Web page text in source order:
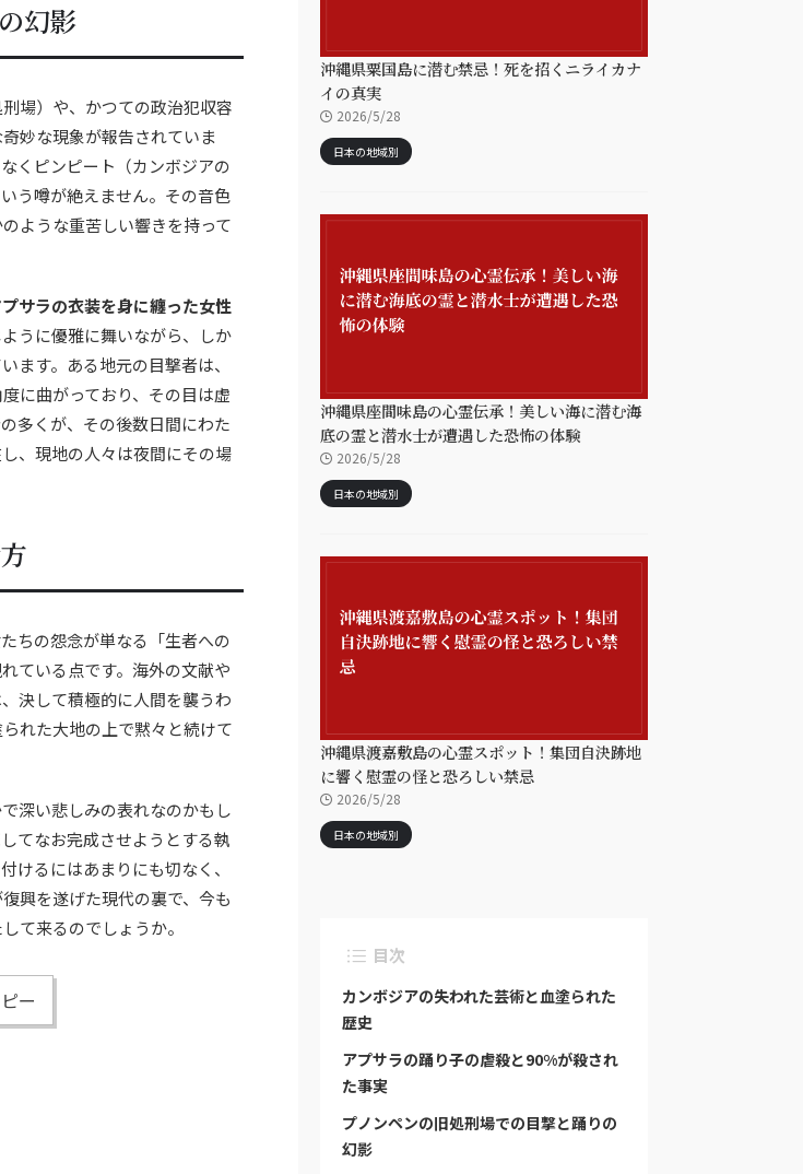
幻影
場）や、かつての政治犯収容
妙な現象が報告されていま
くピンピート（カンボジアの
う噂が絶えません。その音色
ような重苦しい響きを持って
サラの衣装を身に纏った女性
うに優雅に舞いながら、しか
ます。ある地元の目撃者は、
に曲がっており、その目は虚
多くが、その後数日間にわた
、現地の人々は夜間にその場
ちの怨念が単なる「生者への
ている点です。海外の文献や
決して積極的に人間を襲うわ
れた大地の上で黙々と続けて
深い悲しみの表れなのかもし
てなお完成させようとする執
けるにはあまりにも切なく、
興を遂げた現代の裏で、今も
て来るのでしょうか。
ー
沖縄県粟国島に潜む禁忌！死を招くニライカナ
イの真実
2026/5/28
日本の地域別
沖縄県座間味島の心霊伝承！美しい海に潜む海
底の霊と潜水士が遭遇した恐怖の体験
2026/5/28
日本の地域別
沖縄県渡嘉敷島の心霊スポット！集団自決跡地
に響く慰霊の怪と恐ろしい禁忌
2026/5/28
日本の地域別
目次
カンボジアの失われた芸術と血塗られた
歴史
アプサラの踊り子の虐殺と90%が殺され
た事実
プノンペンの旧処刑場での目撃と踊りの
幻影